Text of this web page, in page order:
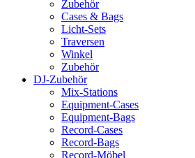
Zubehör
Cases & Bags
Licht-Sets
Traversen
Winkel
Zubehör
DJ-Zubehör
Mix-Stations
Equipment-Cases
Equipment-Bags
Record-Cases
Record-Bags
Record-Möbel